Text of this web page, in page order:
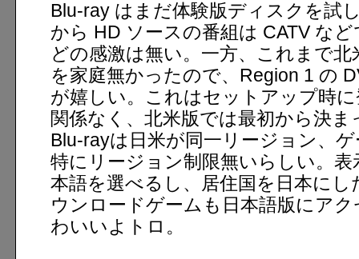
Blu-ray はまだ体験版ディスクを試
から HD ソースの番組は CATV な
どの感激は無い。一方、これまで
を家庭無かったので、Region 1 の
が嬉しい。これはセットアップ時
関係なく、北米版では最初から決
Blu-rayは日米が同一リージョン、
特にリージョン制限無いらしい。表
本語を選べるし、居住国を日本に
ウンロードゲームも日本語版にア
わいいよトロ。